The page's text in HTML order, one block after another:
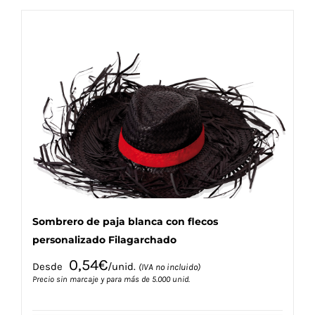
opciones
se
pueden
elegir
en
la
página
de
producto
Sombrero de paja blanca con flecos
personalizado Filagarchado
Desde 0,54€/unid. (IVA no incluido)
Precio sin marcaje y para más de 5.000 unid.